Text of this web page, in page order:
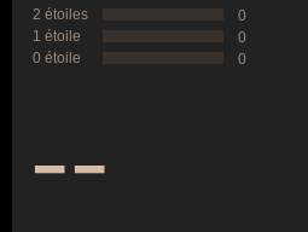
2 étoiles
0
1 étoile
0
0 étoile
0
--